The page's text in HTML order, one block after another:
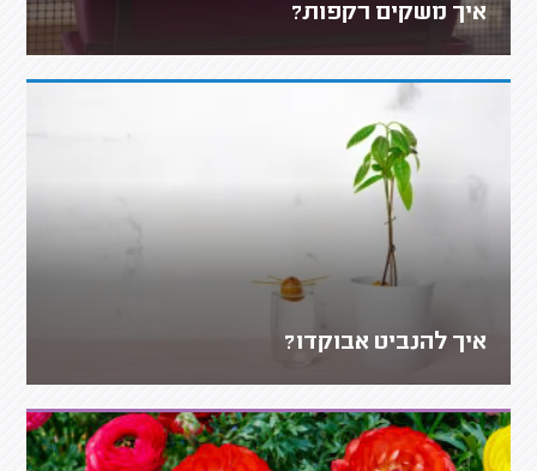
איך משקים רקפות?
איך להנביט אבוקדו?